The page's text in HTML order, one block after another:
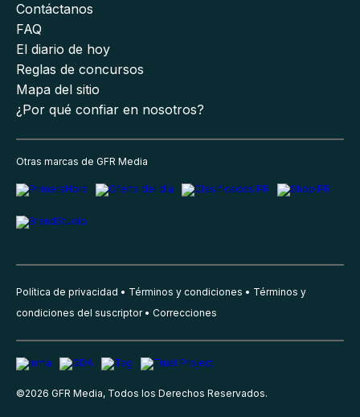
Contáctanos
FAQ
El diario de hoy
Reglas de concursos
Mapa del sitio
¿Por qué confiar en nosotros?
Otras marcas de GFR Media
Política de privacidad Términos y condiciones
Términos y
condiciones del suscriptor
Correcciones
©2026 GFR Media, Todos los Derechos Reservados.